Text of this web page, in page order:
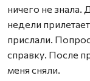
ничего не знала.
недели
прислали.
справку. После
меня сняли.